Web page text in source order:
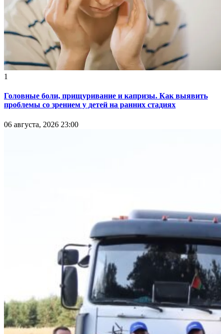
1
Головные боли, прищуривание и капризы. Как выявить
проблемы со зрением у детей на ранних стадиях
06 августа, 2026 23:00